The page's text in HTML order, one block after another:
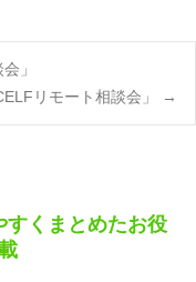
」
リモート相談会」
→
すくまとめたお役